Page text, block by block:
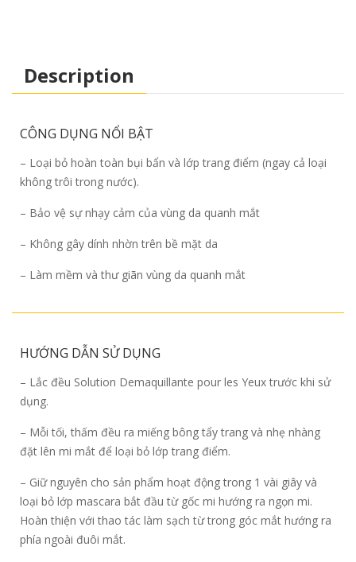
Description
CÔNG DỤNG NỔI BẬT
– Loại bỏ hoàn toàn bụi bẩn và lớp trang điểm (ngay cả loại
không trôi trong nước).
– Bảo vệ sự nhạy cảm của vùng da quanh mắt
– Không gây dính nhờn trên bề mặt da
– Làm mềm và thư giãn vùng da quanh mắt
HƯỚNG DẪN SỬ DỤNG
– Lắc đều Solution Demaquillante pour les Yeux trước khi sử
dụng.
– Mỗi tối, thấm đều ra miếng bông tẩy trang và nhẹ nhàng
đặt lên mi mắt để loại bỏ lớp trang điểm.
– Giữ nguyên cho sản phẩm hoạt động trong 1 vài giây và
loại bỏ lớp mascara bắt đầu từ gốc mi hướng ra ngọn mi.
Hoàn thiện với thao tác làm sạch từ trong góc mắt hướng ra
phía ngoài đuôi mắt.